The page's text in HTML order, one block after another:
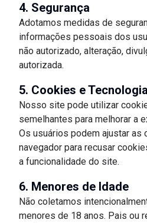
4. Segurança
Adotamos medidas de
informações pessoais dos
não autorizado, alteração,
autorizada.
5. Cookies e
Nosso site pode utilizar
semelhantes para melhorar a
Os usuários podem ajustar as
navegador para recusar
a funcionalidade do site.
6. Menores de Idade
Não coletamos
menores de 18 anos. Pais ou